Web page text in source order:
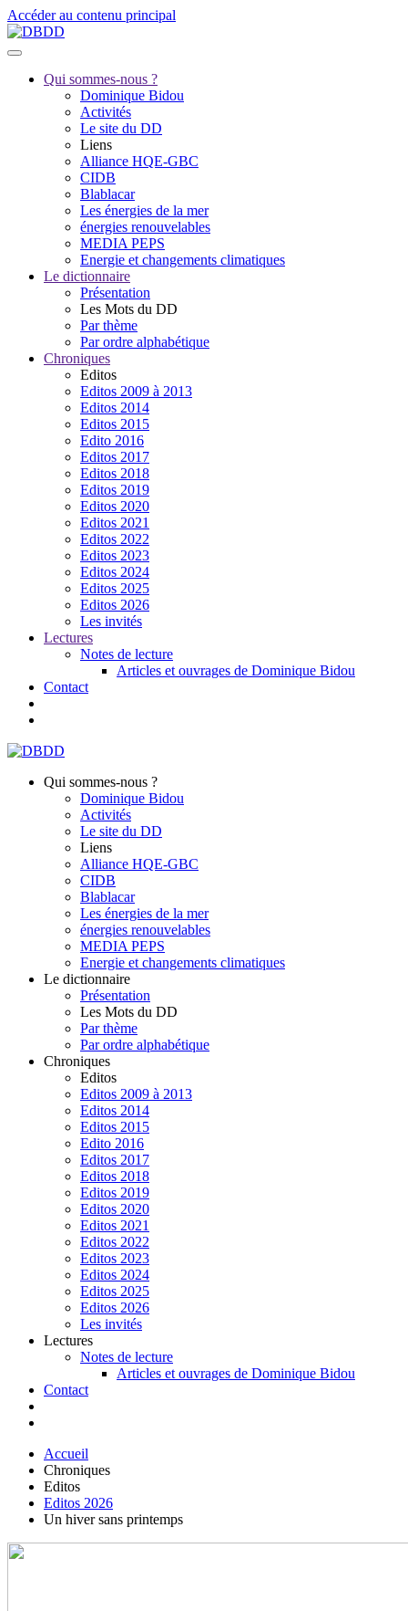
Accéder au contenu principal
Qui sommes-nous ?
Dominique Bidou
Activités
Le site du DD
Liens
Alliance HQE-GBC
CIDB
Blablacar
Les énergies de la mer
énergies renouvelables
MEDIA PEPS
Energie et changements climatiques
Le dictionnaire
Présentation
Les Mots du DD
Par thème
Par ordre alphabétique
Chroniques
Editos
Editos 2009 à 2013
Editos 2014
Editos 2015
Edito 2016
Editos 2017
Editos 2018
Editos 2019
Editos 2020
Editos 2021
Editos 2022
Editos 2023
Editos 2024
Editos 2025
Editos 2026
Les invités
Lectures
Notes de lecture
Articles et ouvrages de Dominique Bidou
Contact
Qui sommes-nous ?
Dominique Bidou
Activités
Le site du DD
Liens
Alliance HQE-GBC
CIDB
Blablacar
Les énergies de la mer
énergies renouvelables
MEDIA PEPS
Energie et changements climatiques
Le dictionnaire
Présentation
Les Mots du DD
Par thème
Par ordre alphabétique
Chroniques
Editos
Editos 2009 à 2013
Editos 2014
Editos 2015
Edito 2016
Editos 2017
Editos 2018
Editos 2019
Editos 2020
Editos 2021
Editos 2022
Editos 2023
Editos 2024
Editos 2025
Editos 2026
Les invités
Lectures
Notes de lecture
Articles et ouvrages de Dominique Bidou
Contact
Accueil
Chroniques
Editos
Editos 2026
Un hiver sans printemps